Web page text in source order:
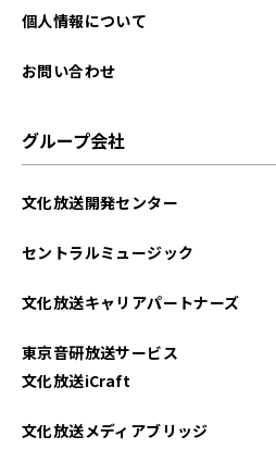
個人情報について
お問い合わせ
グループ会社
文化放送開発センター
セントラルミュージック
文化放送キャリアパートナーズ
東京音研放送サービス
文化放送iCraft
文化放送メディアブリッジ